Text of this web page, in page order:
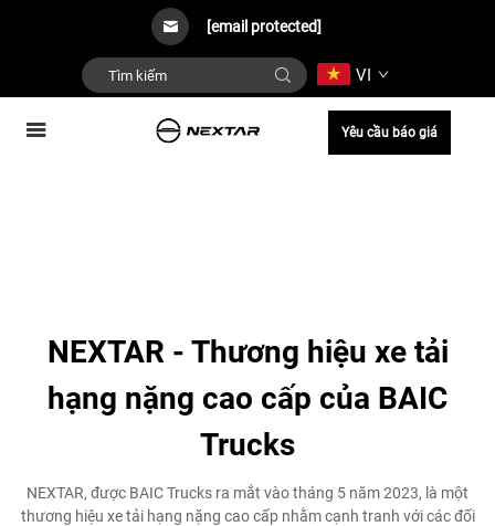
[email protected]
VI
Yêu cầu báo giá
NEXTAR - Thương hiệu xe tải
hạng nặng cao cấp của BAIC
Trucks
NEXTAR, được BAIC Trucks ra mắt vào tháng 5 năm 2023, là một
thương hiệu xe tải hạng nặng cao cấp nhằm cạnh tranh với các đối